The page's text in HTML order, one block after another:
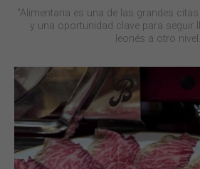
"Alimentaria es una de las grandes
y una oportunidad clave para seguir
leonés a otro